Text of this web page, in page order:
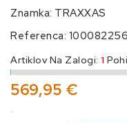
Znamka: TRAXXAS
Referenca: 100082256
Artiklov Na Zalogi: 1
569,95 €
.